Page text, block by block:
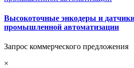
Высокоточные энкодеры и
промышленной автоматизации
Запрос коммерческого предложения
×